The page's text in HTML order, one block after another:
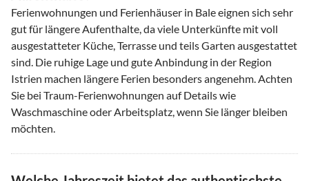
Ferienwohnungen und Ferienhäuser in Bale eignen sich sehr
gut für längere Aufenthalte, da viele Unterkünfte mit voll
ausgestatteter Küche, Terrasse und teils Garten ausgestattet
sind. Die ruhige Lage und gute Anbindung in der Region
Istrien machen längere Ferien besonders angenehm. Achten
Sie bei Traum-Ferienwohnungen auf Details wie
Waschmaschine oder Arbeitsplatz, wenn Sie länger bleiben
möchten.